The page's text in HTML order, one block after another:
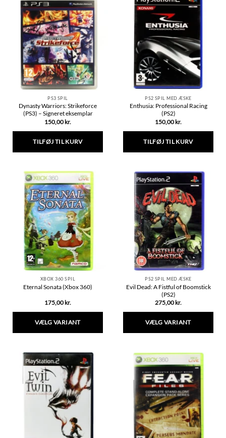
flere
varianter.
Mulighederne
vælges
på
varesiden
PS3 SPIL
Dynasty Warriors: Strikeforce
(PS3) – Signeret eksemplar
150,00 kr.
TILFØJ TIL KURV
PS2 SPIL MED ÆSKE
Enthusia: Professional Racing
(PS2)
150,00 kr.
TILFØJ TIL KURV
XBOX 360 SPIL
Eternal Sonata (Xbox 360)
175,00 kr.
VÆLG VARIANT
har
flere
varianter.
Mulighederne
kan
vælges
på
varesiden
PS2 SPIL MED ÆSKE
Evil Dead: A Fistful of Boomstick
(PS2)
275,00 kr.
VÆLG VARIANT
har
flere
varianter.
Mulighederne
kan
vælges
på
varesiden